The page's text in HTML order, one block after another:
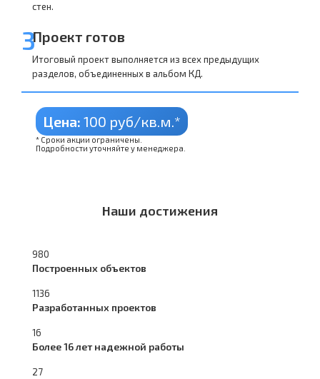
стен.
3Проект готов
Итоговый проект выполняется из всех предыдущих
разделов, объединенных в альбом КД.
Цена: 100 руб/кв.м.*
* Сроки акции ограничены.
Подробности уточняйте у менеджера.
Наши достижения
980
Построенных объектов
1136
Разработанных проектов
16
Более 16 лет надежной работы
27